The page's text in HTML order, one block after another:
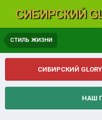
СТИЛЬ ЖИЗНИ
СИБИРСКИЙ
НАШ